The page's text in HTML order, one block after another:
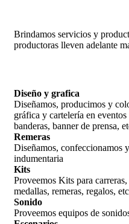
Brindamos servicios y
productoras lleven adelante
Diseño y grafica
Diseñamos, producimos y
gráfica y cartelería en
banderas, banner de prensa,
Remeras
Diseñamos, confeccionamos
indumentaria
Kits
Proveemos Kits para
medallas, remeras, regalos,
Sonido
Proveemos equipos de